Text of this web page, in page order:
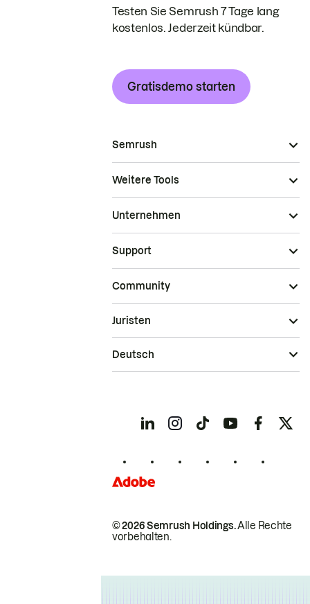
Testen Sie Semrush 7 Tage lang
kostenlos. Jederzeit kündbar.
Gratisdemo starten
Semrush
Weitere Tools
Unternehmen
Support
Community
© 2026 Semrush Holdings.Alle Rechte
vorbehalten.
Juristen
Deutsch